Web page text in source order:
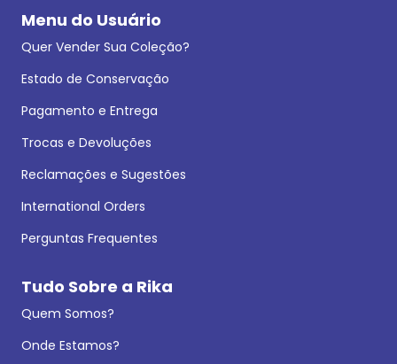
Menu do Usuário
Quer Vender Sua Coleção?
Estado de Conservação
Pagamento e Entrega
Trocas e Devoluções
Reclamações e Sugestões
International Orders
Perguntas Frequentes
Tudo Sobre a Rika
Quem Somos?
Onde Estamos?